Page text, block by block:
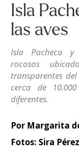
Isla
las aves
Isla Pacheca y
rocosos
transparentes
cerca de
diferentes.
Por Margarita
Fotos: Sira